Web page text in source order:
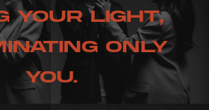
YOUR LIGHT,
ONLY
YOU.